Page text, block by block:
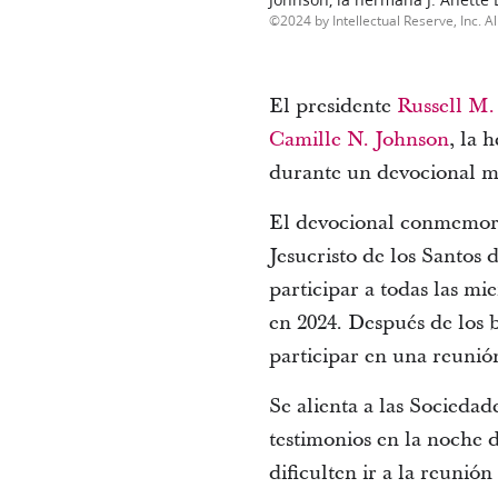
2024 by Intellectual Reserve, Inc.
El presidente Russell
Camille N. Johnson, la
durante un devocional
El devocional
Jesucristo de los Santos
participar a todas las
en 2024. Después de
participar en una
Se alienta a las
testimonios en la noche
dificulten ir a la reunión